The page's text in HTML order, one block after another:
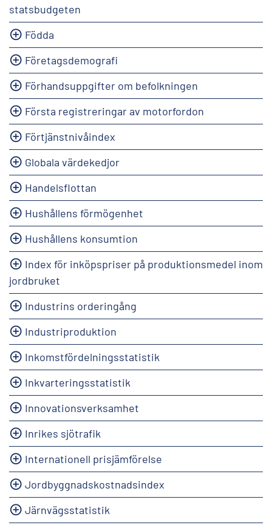
statsbudgeten
Födda
Företagsdemografi
Förhandsuppgifter om befolkningen
Första registreringar av motorfordon
Förtjänstnivåindex
Globala värdekedjor
Handelsflottan
Hushållens förmögenhet
Hushållens konsumtion
Index för inköpspriser på produktionsmedel inom
jordbruket
Industrins orderingång
Industriproduktion
Inkomstfördelningsstatistik
Inkvarteringsstatistik
Innovationsverksamhet
Inrikes sjötrafik
Internationell prisjämförelse
Jordbyggnadskostnadsindex
Järnvägsstatistik